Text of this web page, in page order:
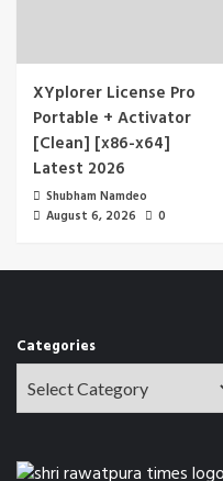
XYplorer License Pro
Portable + Activator
[Clean] [x86-x64]
Latest 2026
Shubham Namdeo
August 6, 2026
0
Categories